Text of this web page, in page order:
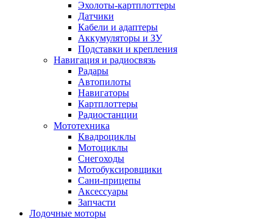
Эхолоты-картплоттеры
Датчики
Кабели и адаптеры
Аккумуляторы и ЗУ
Подставки и крепления
Навигация и радиосвязь
Радары
Автопилоты
Навигаторы
Картплоттеры
Радиостанции
Мототехника
Квадроциклы
Мотоциклы
Снегоходы
Мотобуксировщики
Сани-прицепы
Аксессуары
Запчасти
Лодочные моторы